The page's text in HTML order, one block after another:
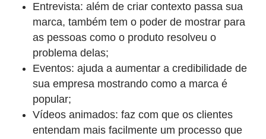
Entrevista: além de criar contexto passa sua
marca, também tem o poder de mostrar para
as pessoas como o produto resolveu o
problema delas;
Eventos: ajuda a aumentar a credibilidade de
sua empresa mostrando como a marca é
popular;
Vídeos animados: faz com que os clientes
entendam mais facilmente um processo que